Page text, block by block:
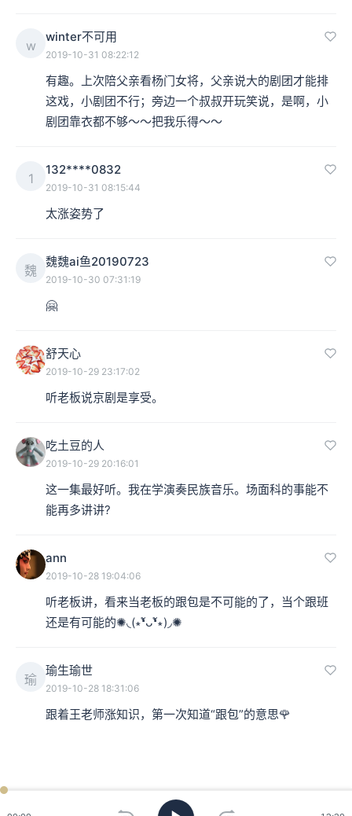
w
winter不可用
2019-10-31 08:22:12
有趣。上次陪父亲看杨门女将，父亲说大的剧团才能排
这戏，小剧团不行；旁边一个叔叔开玩笑说，是啊，小
剧团靠衣都不够～～把我乐得～～
1
132****0832
2019-10-31 08:15:44
太涨姿势了
魏
魏魏ai鱼20190723
2019-10-30 07:31:19
🤗
舒天心
2019-10-29 23:17:02
听老板说京剧是享受。
吃土豆的人
2019-10-29 20:16:01
这一集最好听。我在学演奏民族音乐。场面科的事能不
能再多讲讲?
ann
2019-10-28 19:04:06
听老板讲，看来当老板的跟包是不可能的了，当个跟班
还是有可能的✺◟(∗❛ัᴗ❛ั∗)◞✺
瑜
瑜生瑜世
2019-10-28 18:31:06
跟着王老师涨知识，第一次知道“跟包”的意思🌹